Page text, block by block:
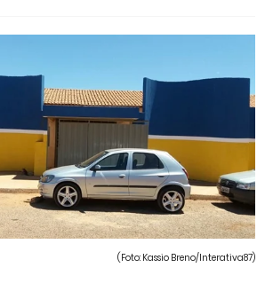
(Foto: Kassio Breno/Interativa87)